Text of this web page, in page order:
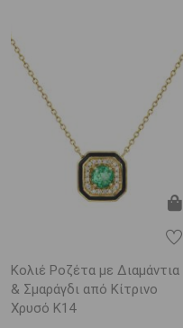
Κολιέ Ροζέτα με Διαμάντια
& Σμαράγδι από Κίτρινο
Χρυσό K14